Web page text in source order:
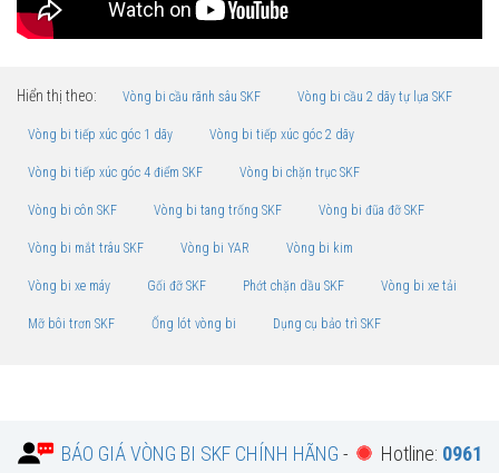
Hiển thị theo: Vòng bi cầu rãnh sâu SKF Vòng bi cầu 2 dãy tự lựa SKF
Vòng bi tiếp xúc góc 1 dãy Vòng bi tiếp xúc góc 2 dãy
Vòng bi tiếp xúc góc 4 điểm SKF Vòng bi chặn trục SKF
Vòng bi côn SKF Vòng bi tang trống SKF Vòng bi đũa đỡ SKF
Vòng bi mắt trâu SKF Vòng bi YAR Vòng bi kim
Vòng bi xe máy Gối đỡ SKF Phớt chặn dầu SKF Vòng bi xe tải
Mỡ bôi trơn SKF Ống lót vòng bi Dụng cụ bảo trì SKF
BÁO GIÁ VÒNG BI SKF CHÍNH HÃNG - Hotline: 0961